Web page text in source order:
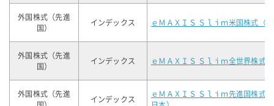
外国株式（先進
国）
インデックス ｅＭＡＸＩＳ Ｓｌｉｍ米国株式（
外国株式（先進
国）
インデックス ｅＭＡＸＩＳ Ｓｌｉｍ全世界株式
外国株式（先進
インデックス
ｅＭＡＸＩＳ Ｓｌｉｍ先進国株式